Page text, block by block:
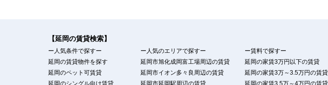
【延岡の賃貸検索】
ー人気条件で探すー
延岡の賃貸物件を探す
延岡のペット可賃貸
延岡のシングル向け賃貸
ー人気のエリアで探すー
延岡市旭化成岡富工場周辺の賃貸
延岡市イオン多々良周辺の賃貸
延岡市延岡駅周辺の賃貸
ー賃料で探すー
延岡の家賃3万円以下の賃貸
延岡の家賃3万～3.5万円の賃貸
延岡の家賃3.5万～4万円の賃貸